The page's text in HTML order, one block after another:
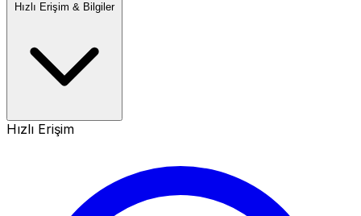
Hızlı Erişim & Bilgiler
Hızlı Erişim